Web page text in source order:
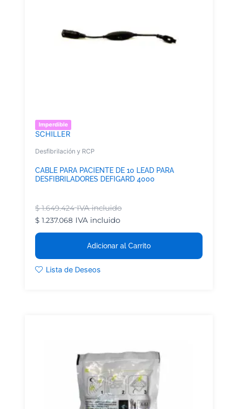
Imperdible
SCHILLER
Desfibrilación y RCP
CABLE PARA PACIENTE DE 10 LEAD PARA
DESFIBRILADORES DEFIGARD 4000
$1.649.424 IVA incluido
$ 1.237.068 IVA incluido
Adicionar al Carrito
Lista de Deseos